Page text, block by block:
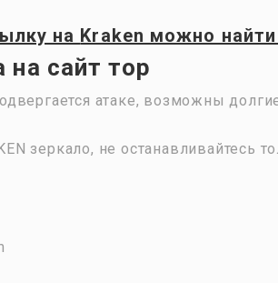
на Kraken можно
на сайт тор
атаке, возможны
зеркало, не останавливайтесь